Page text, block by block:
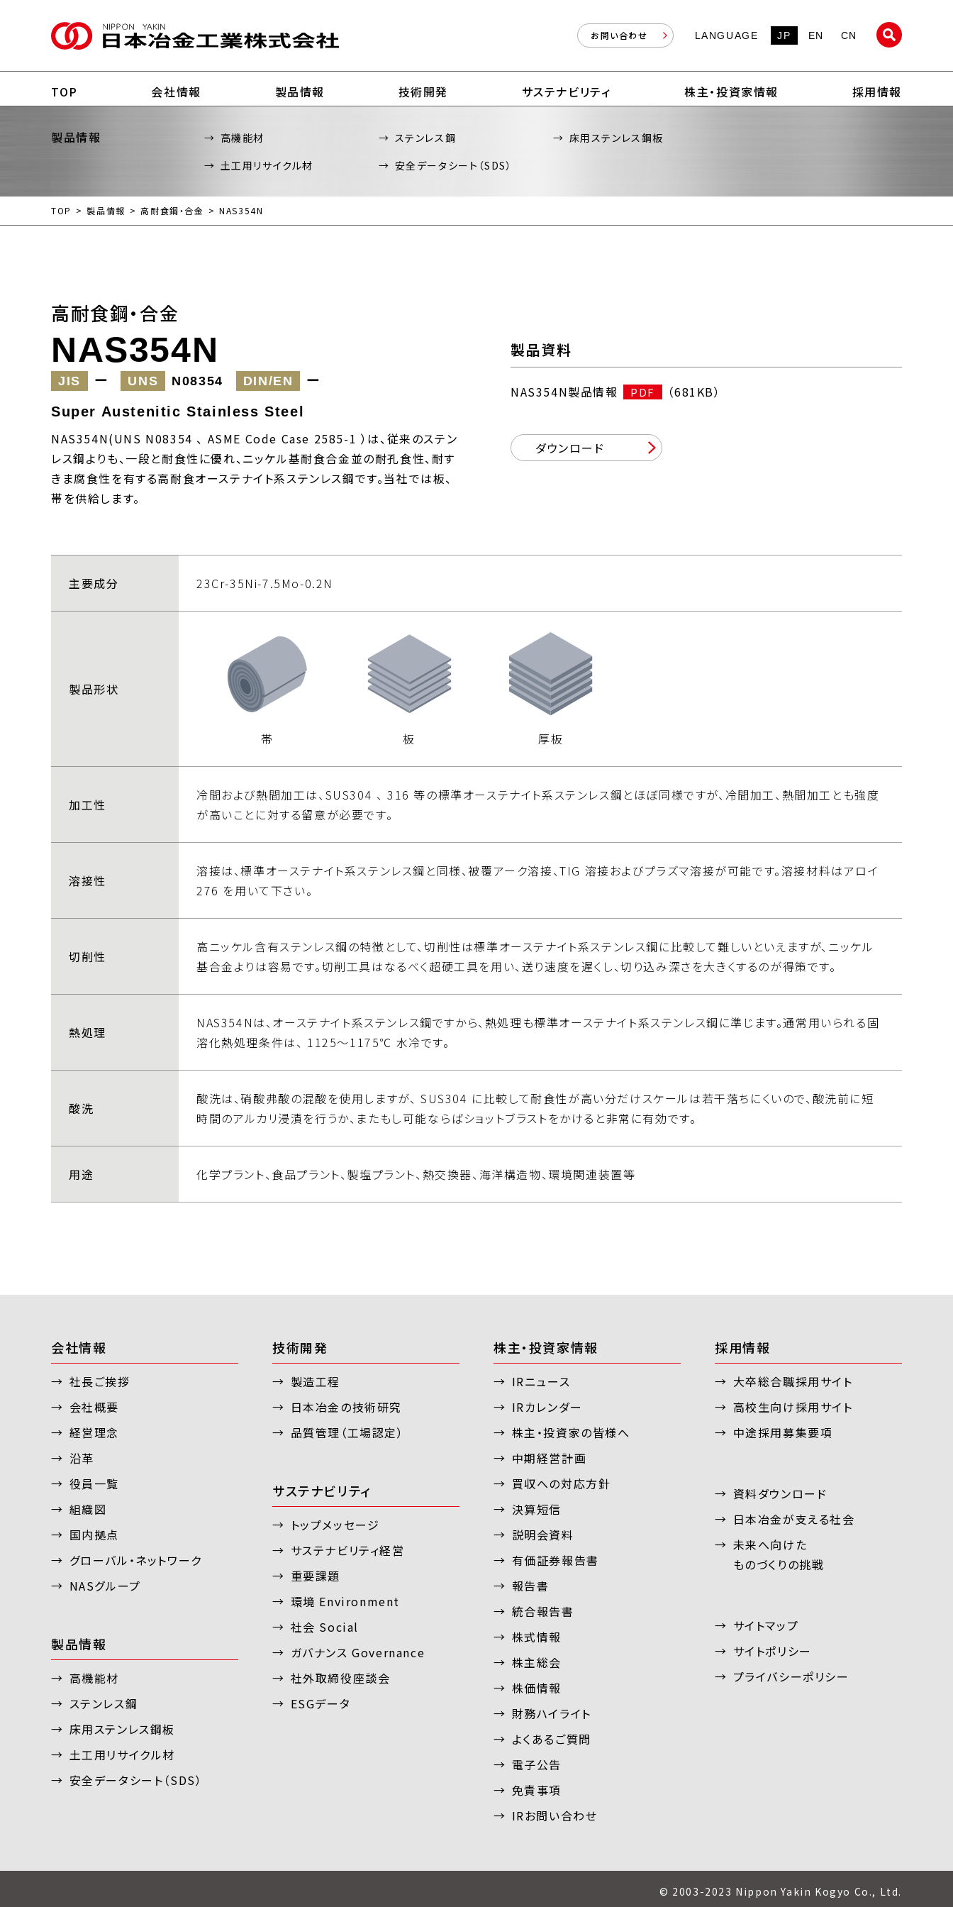
お問い合わせ LANGUAGE JP EN CN
TOP 会社情報 製品情報 技術開発 サステナビリティ 株主・投資家情報 採用情報
製品情報 高機能材 ステンレス鋼
床用ステンレス鋼板
土工用リサイクル材
安全データシート（SDS）
TOP 製品情報 高耐食鋼・合金 NAS354N
高耐食鋼・合金
NAS354N
JIS ー UNS N08354 DIN/EN ー
Super Austenitic Stainless Steel
NAS354N(UNS N08354 、 ASME Code Case 2585-1 ）は、従来のステン
レス鋼よりも、一段と耐食性に優れ、ニッケル基耐食合金並の耐孔食性、耐す
きま腐食性を有する高耐食オーステナイト系ステンレス鋼です。当社では板、
帯を供給します。
製品資料
NAS354N製品情報 PDF （681KB）
ダウンロード
主要成分 23Cr-35Ni-7.5Mo-0.2N
製品形状
帯 板 厚板
加工性
冷間および熱間加工は、SUS304 、 316 等の標準オーステナイト系ステンレス鋼とほぼ同様ですが、冷間加工、熱間加工とも強度
が高いことに対する留意が必要です。
溶接性
溶接は、標準オーステナイト系ステンレス鋼と同様、被覆アーク溶接、TIG 溶接およびプラズマ溶接が可能です。溶接材料はアロイ
276 を用いて下さい。
切削性
高ニッケル含有ステンレス鋼の特徴として、切削性は標準オーステナイト系ステンレス鋼に比較して難しいといえますが、ニッケル
基合金よりは容易です。切削工具はなるべく超硬工具を用い、送り速度を遅くし、切り込み深さを大きくするのが得策です。
熱処理
NAS354Nは、オーステナイト系ステンレス鋼ですから、熱処理も標準オーステナイト系ステンレス鋼に準じます。通常用いられる固
溶化熱処理条件は、 1125～1175℃ 水冷です。
酸洗
酸洗は、硝酸弗酸の混酸を使用しますが、 SUS304 に比較して耐食性が高い分だけスケールは若干落ちにくいので、酸洗前に短
時間のアルカリ浸漬を行うか、またもし可能ならばショットブラストをかけると非常に有効です。
用途 化学プラント、食品プラント、製塩プラント、熱交換器、海洋構造物、環境関連装置等
会社情報
社長ご挨拶
会社概要
経営理念
沿革
役員一覧
組織図
国内拠点
グローバル・ネットワーク
NASグループ
製品情報
高機能材
ステンレス鋼
床用ステンレス鋼板
土工用リサイクル材
安全データシート（SDS）
技術開発
製造工程
日本冶金の技術研究
品質管理（工場認定）
サステナビリティ
トップメッセージ
サステナビリティ経営
重要課題
環境 Environment
社会 Social
ガバナンス Governance
社外取締役座談会
ESGデータ
株主・投資家情報
IRニュース
IRカレンダー
株主・投資家の皆様へ
中期経営計画
買収への対応方針
決算短信
説明会資料
有価証券報告書
報告書
統合報告書
株式情報
株主総会
株価情報
財務ハイライト
よくあるご質問
電子公告
免責事項
IRお問い合わせ
採用情報
大卒総合職採用サイト
高校生向け採用サイト
中途採用募集要項
資料ダウンロード
日本冶金が支える社会
未来へ向けた
ものづくりの挑戦
サイトマップ
サイトポリシー
プライバシーポリシー
© 2003-2023 Nippon Yakin Kogyo Co., Ltd.